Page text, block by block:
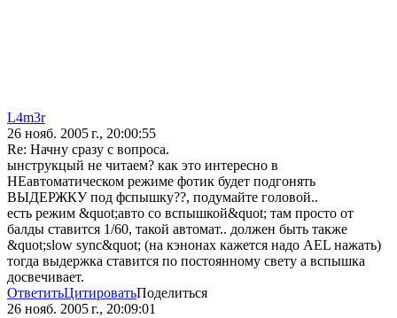
L4m3r
26 нояб. 2005 г., 20:00:55
Re: Начну сразу с вопроса.
ынструкцый не читаем? как это интересно в
НЕавтоматическом режиме фотик будет подгонять
ВЫДЕРЖКУ под фспышку??, подумайте головой..
есть режим &quot;авто со вспышкой&quot; там просто от
балды ставится 1/60, такой автомат.. должен быть также
&quot;slow sync&quot; (на кэнонах кажется надо AEL нажать)
тогда выдержка ставится по постоянному свету а вспышка
досвечивает.
ОтветитьЦитироватьПоделиться
26 нояб. 2005 г., 20:09:01